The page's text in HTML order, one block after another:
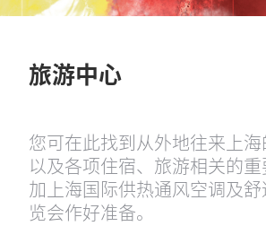
旅游中心
您可在此找到从外地往来上海
以及各项住宿、旅游相关的
加上海国际供热通风空调及
览会作好准备。